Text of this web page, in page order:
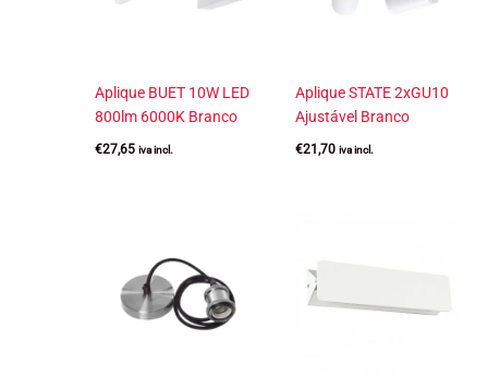
Aplique BUET 10W LED
800lm 6000K Branco
€27,65 iva incl.
Aplique STATE 2xGU10
Ajustável Branco
€21,70 iva incl.